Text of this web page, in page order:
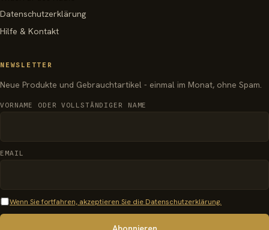
Datenschutzerklärung
Hilfe & Kontakt
NEWSLETTER
Neue Produkte und Gebrauchtartikel - einmal im Monat, ohne Spam.
VORNAME ODER VOLLSTÄNDIGER NAME
EMAIL
Wenn Sie fortfahren, akzeptieren Sie die Datenschutzerklärung.